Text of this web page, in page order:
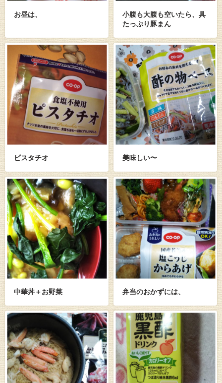
お昼は、
小腹も大腹も空いたら、具
たっぷり豚まん
ピスタチオ 美味しい〜
中華丼＋お野菜 弁当のおかずには、